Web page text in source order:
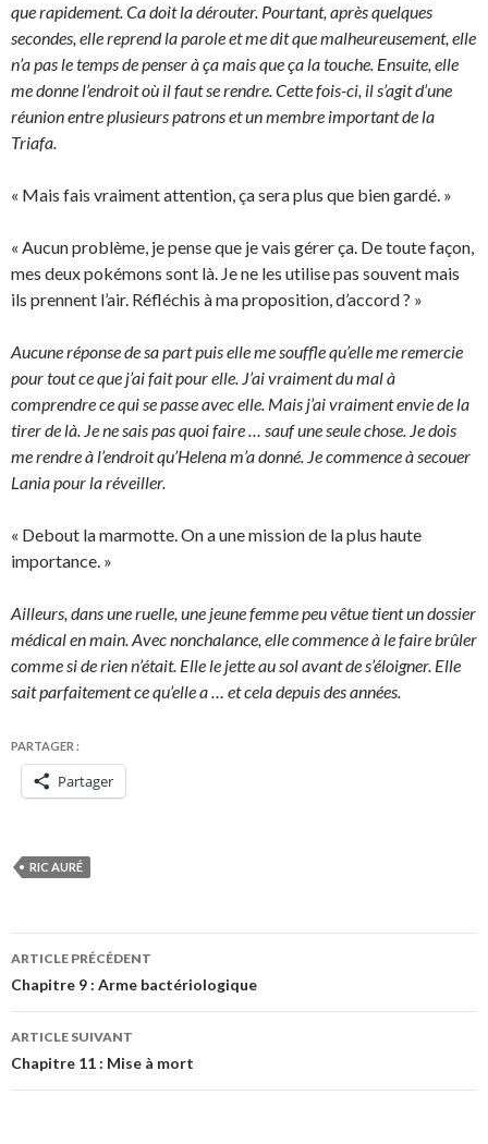
que rapidement. Ca doit la dérouter. Pourtant, après quelques
secondes, elle reprend la parole et me dit que malheureusement, elle
n’a pas le temps de penser à ça mais que ça la touche. Ensuite, elle
me donne l’endroit où il faut se rendre. Cette fois-ci, il s’agit d’une
réunion entre plusieurs patrons et un membre important de la
Triafa.
« Mais fais vraiment attention, ça sera plus que bien gardé. »
« Aucun problème, je pense que je vais gérer ça. De toute façon,
mes deux pokémons sont là. Je ne les utilise pas souvent mais
ils prennent l’air. Réfléchis à ma proposition, d’accord ? »
Aucune réponse de sa part puis elle me souffle qu’elle me remercie
pour tout ce que j’ai fait pour elle. J’ai vraiment du mal à
comprendre ce qui se passe avec elle. Mais j’ai vraiment envie de la
tirer de là. Je ne sais pas quoi faire … sauf une seule chose. Je dois
me rendre à l’endroit qu’Helena m’a donné. Je commence à secouer
Lania pour la réveiller.
« Debout la marmotte. On a une mission de la plus haute
importance. »
Ailleurs, dans une ruelle, une jeune femme peu vêtue tient un dossier
médical en main. Avec nonchalance, elle commence à le faire brûler
comme si de rien n’était. Elle le jette au sol avant de s’éloigner. Elle
sait parfaitement ce qu’elle a … et cela depuis des années.
PARTAGER :
Partager
RIC AURÉ
Navigation
des
articles
ARTICLE PRÉCÉDENT
Chapitre 9 : Arme bactériologique
ARTICLE SUIVANT
Chapitre 11 : Mise à mort